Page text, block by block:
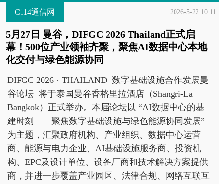
C114通信网 2026-5-22 10:11
5月27日 曼谷，DIFGC 2026 Thailand正式启
幕！500位产业领袖齐聚，聚焦AI数据中心本地
化交付与绿色能源协同
DIFGC 2026 · THAILAND 数字基础设施合作发展曼
谷论坛 将于泰国曼谷香格里拉酒店（Shangri-La
Bangkok）正式举办。本届论坛以 “AI数据中心的基
建时刻——聚焦数字基础设施与绿色能源协同发展”
为主题，汇聚政府机构、产业组织、数据中心运营
商、能源与电力企业、AI基础设施服务商、投资机
构、EPC及设计单位、设备厂商和技术解决方案提供
商，并进一步覆盖产业园区、法律合规、网络互联互